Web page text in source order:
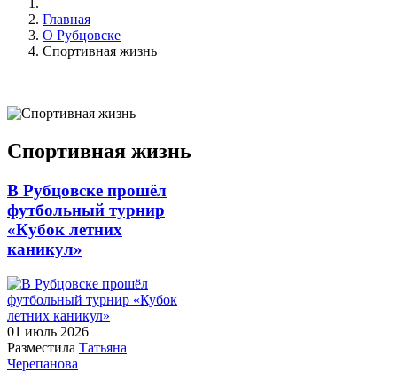
Главная
О Рубцовске
Спортивная жизнь
Спортивная жизнь
В Рубцовске прошёл
футбольный турнир
«Кубок летних
каникул»
01 июль 2026
Разместила Татьяна
Черепанова